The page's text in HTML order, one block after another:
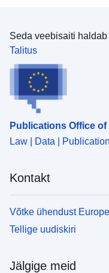
Seda veebisaiti haldab
Talitus
Publications Office
Law | Data |
Kontakt
Võtke ühendust
Tellige uudiskiri
Jälgige meid